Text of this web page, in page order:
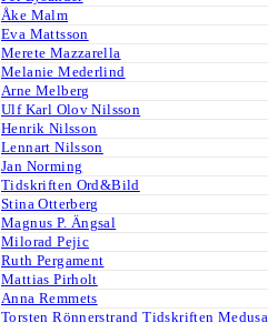
Åke Malm
Eva Mattsson
Merete Mazzarella
Melanie Mederlind
Arne Melberg
Ulf Karl Olov Nilsson
Henrik Nilsson
Lennart Nilsson
Jan Norming
Tidskriften Ord&Bild
Stina Otterberg
Magnus P. Ängsal
Milorad Pejic
Ruth Pergament
Mattias Pirholt
Anna Remmets
Torsten Rönnerstrand Tidskriften Medusa